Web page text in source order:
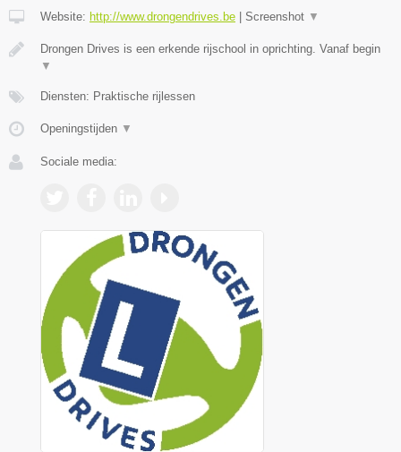
Website: http://www.drongendrives.be Screenshot ▼
Drongen Drives is een erkende rijschool in oprichting. Vanaf begin
▼
Diensten: Praktische rijlessen
Openingstijden ▼
Sociale media: